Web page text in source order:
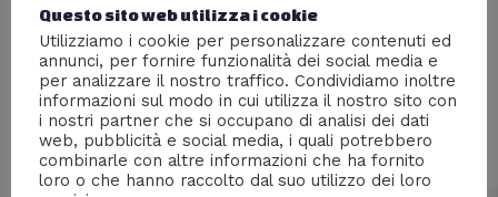
Airbag, satelliti e psichiatria: utilizzi degli origami che
(forse) non sapevi. La breve storia degli origami!
Questo sito web utilizza i cookie
Utilizziamo i cookie per personalizzare contenuti ed
annunci, per fornire funzionalità dei social media e
per analizzare il nostro traffico. Condividiamo inoltre
informazioni sul modo in cui utilizza il nostro sito con
i nostri partner che si occupano di analisi dei dati
web, pubblicità e social media, i quali potrebbero
combinarle con altre informazioni che ha fornito
loro o che hanno raccolto dal suo utilizzo dei loro